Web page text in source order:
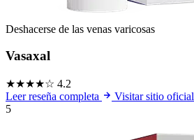
Deshacerse de las venas varicosas
Vasaxal
★★★★☆ 4.2
Leer reseña completa
Visitar sitio oficial
5